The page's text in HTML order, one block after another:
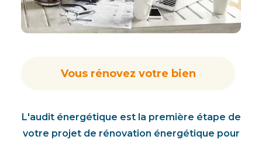
Vous rénovez votre bien
L'audit énergétique est la première étape de
votre projet de rénovation énergétique pour